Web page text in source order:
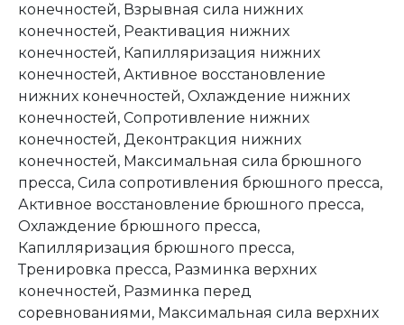
конечностей, Взрывная сила нижних
конечностей, Реактивация нижних
конечностей, Капилляризация нижних
конечностей, Активное восстановление
нижних конечностей, Охлаждение нижних
конечностей, Сопротивление нижних
конечностей, Деконтракция нижних
конечностей, Максимальная сила брюшного
пресса, Сила сопротивления брюшного пресса,
Активное восстановление брюшного пресса,
Охлаждение брюшного пресса,
Капилляризация брюшного пресса,
Тренировка пресса, Разминка верхних
конечностей, Разминка перед
соревнованиями, Максимальная сила верхних